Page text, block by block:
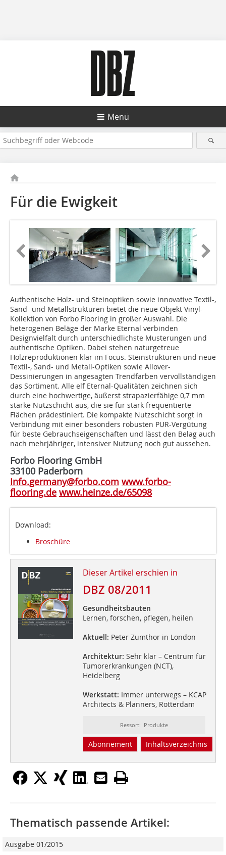
Menü
Für die Ewigkeit
Authentische Holz- und Steinoptiken sowie innovative Textil-,
Sand- und Metallstrukturen bietet die neue Objekt Vinyl-
Kollektion von Forbo Flooring in großer Auswahl. Die
heterogenen Beläge der Marke Eternal verbinden
Designvielfalt durch unterschiedlichste Musterungen und
authentische Optiken. Dabei stehen naturgetreue
Holzreproduktionen klar im Focus. Steinstrukturen und neue
Textil-, Sand- und Metall-Optiken sowie Allover-
Dessinierungen in angesagten Trendfarben vervollständigen
das Sortiment. Alle elf Eternal-Qualitäten zeichnen sich
durch eine hochwertige, äußerst strapazierfähige 0,7 mm
starke Nutzschicht aus, die sie für stark frequentierte
Flächen prädestiniert. Die kompakte Nutzschicht sorgt in
Verbindung mit einer besonders robusten PUR-Vergütung
für beste Gebrauchseigenschaften und lässt den Belag auch
nach mehrjähriger, intensiver Nutzung noch gut aussehen.
Forbo Flooring GmbH
33100 Paderborn
Info.germany@forbo.com www.forbo-
flooring.de www.heinze.de/65098
Download:
Broschüre
Dieser Artikel erschien in
DBZ 08/2011
Gesundheitsbauten
Lernen, forschen, pflegen, heilen
Aktuell: Peter Zumthor in London
Architektur: Sehr klar – Centrum für
Tumorerkrankungen (NCT),
Heidelberg
Werkstatt: Immer unterwegs – KCAP
Architects & Planners, Rotterdam
Ressort: Produkte
Abonnement Inhaltsverzeichnis
Thematisch passende Artikel:
Ausgabe 01/2015